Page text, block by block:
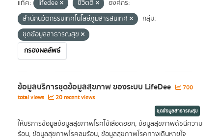
แท็ค: lifedee ชีวิตดี
องค์กร:
สำนักนวัตกรรมเทคโนโลยีภูมิสารสนเทศ
กลุ่ม:
ชุดข้อมูลสาธารณสุข
กรองผลลัพธ์
ข้อมูลบริการชุดข้อมูลสุขภาพ ของระบบ LifeDee
700
total views
20 recent views
ชุดข้อมูลสาธารณสุข
ให้บริการข้อมูลข้อมูลสุขภาพโรคไข้เลือดออก, ข้อมูลสุขภาพดัชนีความ
ร้อน, ข้อมูลสุขภาพโรคลมร้อน, ข้อมูลสุขภาพโรคทางเดินหายใจ